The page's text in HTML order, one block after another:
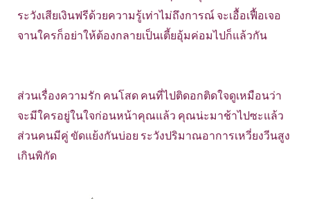
ระวังเสียเงินฟรีด้วยความรู้เท่าไม่ถึงการณ์ จะเอื้อเฟื้อเจอ
จานใครก็อย่าให้ต้องกลายเป็นเตี้ยอุ้มค่อมไปก็แล้วกัน
ส่วนเรื่องความรัก คนโสด คนที่ไปติดอกติดใจดูเหมือนว่า
จะมีใครอยู่ในใจก่อนหน้าคุณแล้ว คุณน่ะมาช้าไปซะแล้ว
ส่วนคนมีคู่ ขัดแย้งกันบ่อย ระวังปริมาณอาการเหวี่ยงวีนสูง
เกินพิกัด